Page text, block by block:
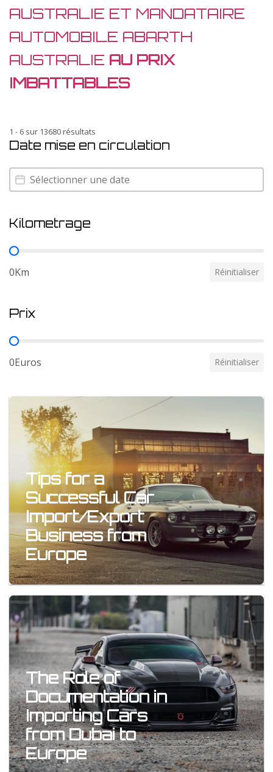
AUSTRALIE ET MANDATAIRE
AUTOMOBILE ABARTH
AUSTRALIE AU PRIX
IMBATTABLES
1 - 6 sur 13680 résultats
Date mise en circulation
Date mise en circulation
Date mise en circulation
Kilometrage
Kilometrage
0Km Réinitialiser
Prix
Prix
0Euros Réinitialiser
Tips for a
Successful Car
Import/Export
Business from
Europe
The Role of
Documentation in
Importing Cars
from Dubai to
Europe